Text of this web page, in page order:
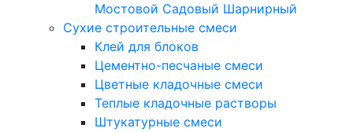
Мостовой Садовый Шарнирный
Сухие строительные смеси
Клей для блоков
Цементно-песчаные смеси
Цветные кладочные смеси
Теплые кладочные растворы
Штукатурные смеси